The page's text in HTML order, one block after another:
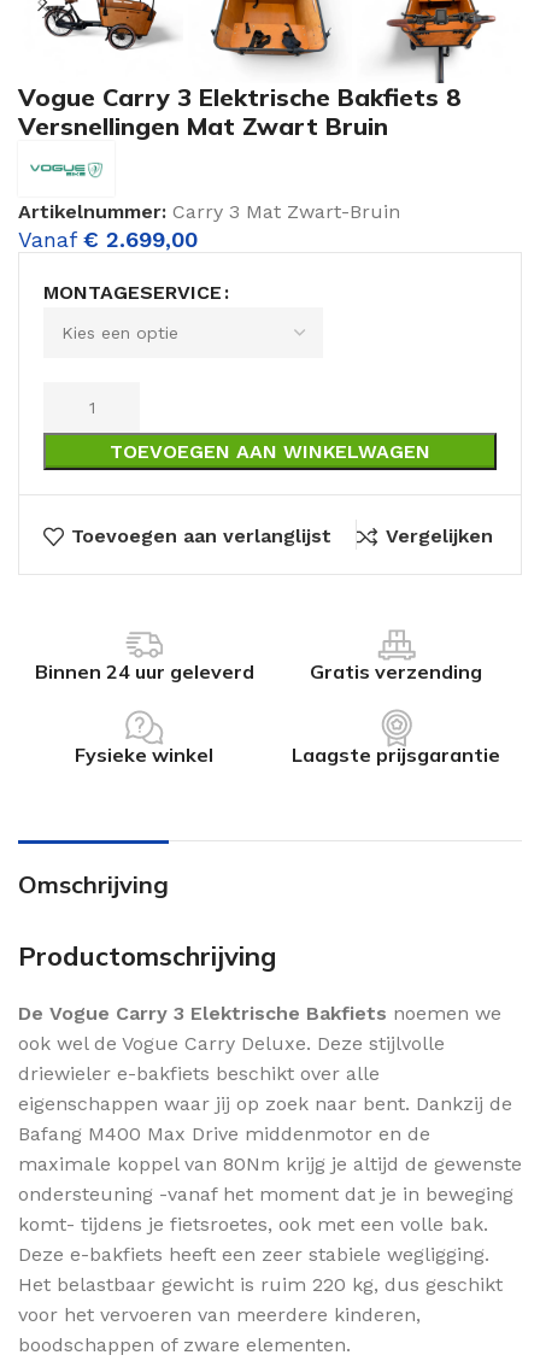
Vogue Carry 3 Elektrische Bakfiets 8
Versnellingen Mat Zwart Bruin
Artikelnummer: Carry 3 Mat Zwart-Bruin
Vanaf € 2.699,00
MONTAGESERVICE
TOEVOEGEN AAN WINKELWAGEN
Toevoegen aan verlanglijst Vergelijken
Binnen 24 uur geleverd Gratis verzending
Fysieke winkel Laagste prijsgarantie
Omschrijving
Productomschrijving
De Vogue Carry 3 Elektrische Bakfiets noemen we
ook wel de Vogue Carry Deluxe. Deze stijlvolle
driewieler e-bakfiets beschikt over alle
eigenschappen waar jij op zoek naar bent. Dankzij de
Bafang M400 Max Drive middenmotor en de
maximale koppel van 80Nm krijg je altijd de gewenste
ondersteuning -vanaf het moment dat je in beweging
komt- tijdens je fietsroetes, ook met een volle bak.
Deze e-bakfiets heeft een zeer stabiele wegligging.
Het belastbaar gewicht is ruim 220 kg, dus geschikt
voor het vervoeren van meerdere kinderen,
boodschappen of zware elementen.